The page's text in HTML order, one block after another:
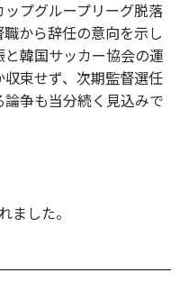
プグループリーグ脱落
から辞任の意向を示し
韓国サッカー協会の運
束せず、次期監督選任
争も当分続く見込みで
ました。